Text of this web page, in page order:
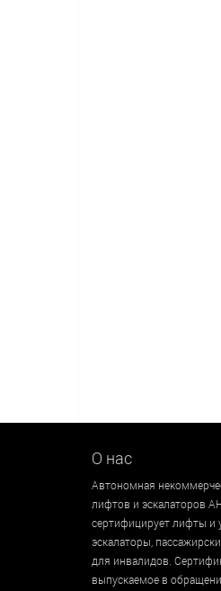
О нас
Автономная
лифтов и эскалаторов
сертифицирует лифты и
эскалаторы,
для инвалидов.
выпускаемое в